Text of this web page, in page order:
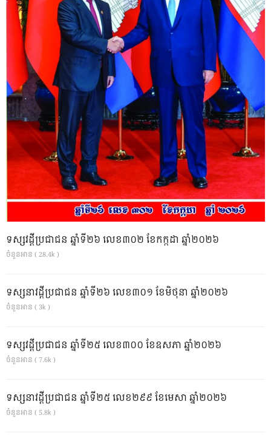
ទស្សវដ្តីប្រជាជន ឆ្នាំទី២៦ លេខ៣០២ ខែកក្កដា ឆ្នាំ២០២៦
ចំនួនអាន ( 28.4k )
ទស្សនាវដ្ដីប្រជាជន ឆ្នាំទី២៦ លេខ៣០១ ខែមិថុនា ឆ្នាំ២០២៦
ចំនួនអាន ( 3k )
ទស្សវដ្តីប្រជាជន ឆ្នាំទី២៥ លេខ៣០០ ខែឧសភា ឆ្នាំ២០២៦
ចំនួនអាន ( 7.6k )
ទស្សនាវដ្ដីប្រជាជន ឆ្នាំទី២៥ លេខ២៩៩ ខែមេសា ឆ្នាំ២០២៦
ចំនួនអាន ( 5.8k )